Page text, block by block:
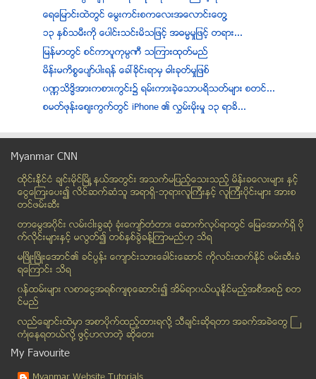
ေရေျမာင္းထဲတြင္ ေမြးကင္းစကေလးအေလာင္းေတြ႔
၁၃ ႏွစ္သမီးကို ေပါင္းသင္းမိသျဖင့္ အဓမၼမႈျဖင့္ တရား...
ျမန္မာတြင္ စင္ကာပူကုမၸဏီ သၾကားထုတ္မည္
မိန္းမကိစၥေပ်ာ္ပါးရန္ ေခၚခိုင္းရာမွ ဓါးခုတ္မႈျဖစ္
၀ဏၰသိဒိၶအားကစားကြင္း၌ ရမ္းကားခဲ့ေသာပရိသတ္မ်ား စတင္...
စမတ္ဖုန္းေစ်းကြက္တြင္ iPhone ၏ လႊမ္းမိုးမႈ ၁၃ ရာခိ...
တတိယေျမာက္ ခုံးေက်ာ္တံတား၏ ယာဥ္ေၾကာျပႆနာ
ဗုိလ္ခ်ဳပ္လက္ေရးမူစာအုပ္ မိဘဆရာအသင္းႏွင့္ စာအုပ္ျပ...
အရက္မ်ား ေစ်းေပါေနျခင္းက ေဘာလံုးကြင္းအတြင္း ရမ္းကာ...
ေမ့ေလ်ာ့ကာဖြင့္ထားခဲ့သည့္ ပန္ကာမွအပူခ်ိန္လြန္ကဲ၍ စ...
လြန္ခဲ့တဲ့ နွစ္ေပါင္း ၄၀က ဗီယက္နမ္စစ္ပဲြအတြင္း ေပ်...
လူသတ္ျပီး ဓာတ္ပံုနဲ႔ Status ကို Facebook ေပၚ တင္သူ
ကေလးဖ်ားေနစဥ္ မိဘအခ်ိဳ႕၏ မွားယြင္း လုပ္ေဆာင္ေနမႈမ်ား
စစ္ေတြၿမဳိ႕တစ္ၿမဳိ႕လုံးလွ်ပ္စစ္မီးျဖတ္ေတာက္ထား
အမ်ဳိးသမီးငယ္ႏွစ္ဦးကို ျပည့္တန္ဆာအျဖစ္ လူကုန္ကူးသူ...
အမ်ဳိးသမီးငယ္ႏွစ္ဦးကို ျပည့္တန္ဆာအျဖစ္ လူကုန္ကူးသူ...
Myanmar CNN
ထိုင္းနို္င္ငံ ခ်င္းမိုင္ျမိဳ ့နယ္အတြင္း အသက္မျပည့္ေသးသည့္ မိန္းခေလးမ်ား နွင့္
ေငြေၾကးေပး၍ လိင္ဆက္ဆံသူ အရာရွိ-ဘုရားလူၾကီးနွင့္ လူၾကီးပိုင္းမ်ား အားစ
တင္ဖမ္းဆီး
တာေမြအ၀ိုင္း လမ္းငါးခြဆံု ခံုးေက်ာ္တံတား ေဆာက္လုပ္ရာတြင္ ေျမေအာက္ရွိ ပို
က္လိုင္းမ်ားႏွင့္ မလြတ္၍ တစ္ႏွစ္ခြဲခန္႔ၾကာမည္ဟု သိရ
မၿဖိဳးၿဖိဳးေအာင္၏ ခင္ပြန္း ေက်ာင္းသားေခါင္းေဆာင္ ကိုလင္းထက္ႏိုင္ ဖမ္းဆီးခံ
ရေၾကာင္း သိရ
၀န္ထမ္းမ်ား လစာေငြအရစ္က်စုေဆာင္း၍ အိမ္ရာ၀ယ္ယူႏုိင္မည့္အစီအစဥ္ စတ
င္မည္
လည္ေခ်ာင္းထဲမွာ အစာပိုက္ထည့္ထားရလုိ႔ သီခ်င္းဆုိရတာ အခက္အခဲေတြ ႀ
ကံဳေနရတယ္လို႔ ဖြင့္ဟလာတဲ့ ဆုိေတး
My Favourite